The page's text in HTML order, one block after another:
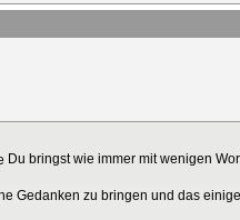
Du bringst wie immer mit wenigen
Gedanken zu bringen und das